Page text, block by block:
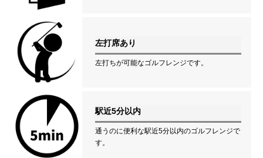
左打席あり
左打ちが可能なゴルフレンジです。
駅近5分以内
通うのに便利な駅近5分以内のゴルフレンジで
す。